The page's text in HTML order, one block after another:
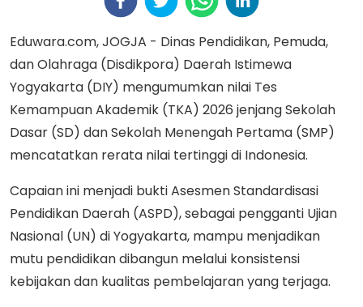
Eduwara.com, JOGJA - Dinas Pendidikan, Pemuda,
dan Olahraga (Disdikpora) Daerah Istimewa
Yogyakarta (DIY) mengumumkan nilai Tes
Kemampuan Akademik (TKA) 2026 jenjang Sekolah
Dasar (SD) dan Sekolah Menengah Pertama (SMP)
mencatatkan rerata nilai tertinggi di Indonesia.
Capaian ini menjadi bukti Asesmen Standardisasi
Pendidikan Daerah (ASPD), sebagai pengganti Ujian
Nasional (UN) di Yogyakarta, mampu menjadikan
mutu pendidikan dibangun melalui konsistensi
kebijakan dan kualitas pembelajaran yang terjaga.